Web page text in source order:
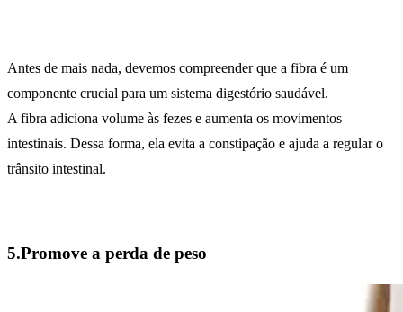
Antes de mais nada, devemos compreender que a fibra é um
componente crucial para um sistema digestório saudável.
A fibra adiciona volume às fezes e aumenta os movimentos
intestinais. Dessa forma, ela evita a constipação e ajuda a regular o
trânsito intestinal.
5.Promove a perda de peso